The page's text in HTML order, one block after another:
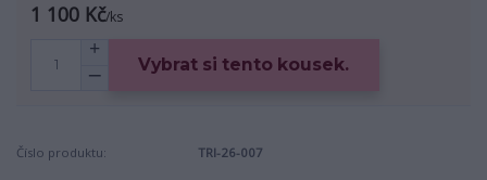
1 100 Kč/ks
Vybrat si tento kousek.
Číslo produktu: TRI-26-007